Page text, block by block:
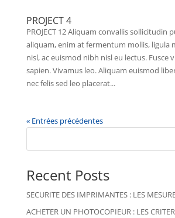
PROJECT 4
PROJECT 12 Aliquam convallis sollicitudin
aliquam, enim at fermentum mollis, ligula
nisl, ac euismod nibh nisl eu lectus. Fusce
sapien. Vivamus leo. Aliquam euismod
nec felis sed leo placerat...
« Entrées précédentes
Recent Posts
SECURITE DES IMPRIMANTES : LES
ACHETER UN PHOTOCOPIEUR : LES